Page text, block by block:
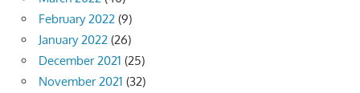
February 2022 (9)
January 2022 (26)
December 2021 (25)
November 2021 (32)